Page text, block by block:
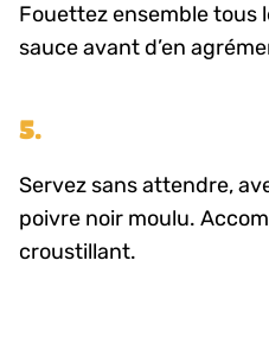
Fouettez ensemble tous
sauce avant d’en
5.
Servez sans attendre,
poivre noir moulu.
croustillant.